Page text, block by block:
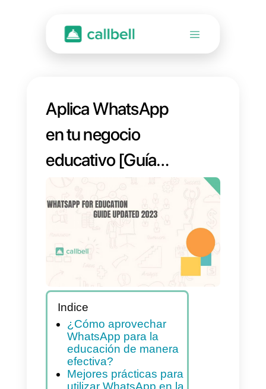
Aplica WhatsApp
en tu negocio
educativo [Guía
actualizada 2023]
Indice